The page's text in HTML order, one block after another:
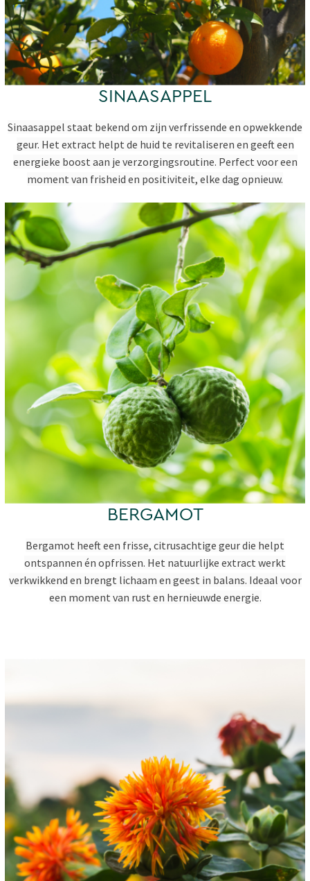
SINAASAPPEL
Sinaasappel staat bekend om zijn verfrissende en opwekkende
geur. Het extract helpt de huid te revitaliseren en geeft een
energieke boost aan je verzorgingsroutine. Perfect voor een
moment van frisheid en positiviteit, elke dag opnieuw.
BERGAMOT
Bergamot heeft een frisse, citrusachtige geur die helpt
ontspannen én opfrissen. Het natuurlijke extract werkt
verkwikkend en brengt lichaam en geest in balans. Ideaal voor
een moment van rust en hernieuwde energie.